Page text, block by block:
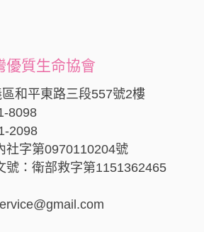
優質生命協會
和平東路三段557號2樓
8098
2098
社字第0970110204號
號：衛部救字第1151362465